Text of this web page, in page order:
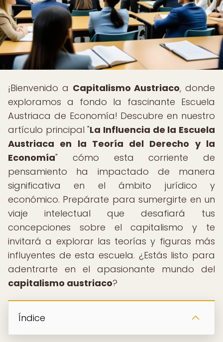
¡Bienvenido a Capitalismo Austriaco, donde
exploramos a fondo la fascinante Escuela
Austriaca de Economía! Descubre en nuestro
artículo principal "La Influencia de la Escuela
Austriaca en la Teoría del Derecho y la
Economía" cómo esta corriente de
pensamiento ha impactado de manera
significativa en el ámbito jurídico y
económico. Prepárate para sumergirte en un
viaje intelectual que desafiará tus
concepciones sobre el capitalismo y te
invitará a explorar las teorías y figuras más
influyentes de esta escuela. ¿Estás listo para
adentrarte en el apasionante mundo del
capitalismo austriaco?
Índice